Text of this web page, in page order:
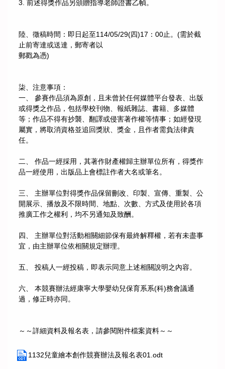
3. 前述得獎作品另頒贈指導老師證書乙幀。
陸、徵稿時間：即日起至114/05/29(四)17：00止。(需於截
止前寄達或送達，郵寄者以
郵戳為憑)
柒、注意事項：
一、 參賽作品須為原創，且未曾於任何媒體平台發表、出版
或得獎之作品，包括學校刊物、報紙雜誌、書籍、多媒體
等；作品不得有抄襲、翻譯或侵害著作權等情事；如經發現
屬實，將取消資格並追回獎狀、獎金，且作者需負法律責
任。
二、 作品一經採用，其著作財產權歸主辦單位所有，得獎作
品一經使用，出版品上會標註作者大名或筆名。
三、 主辦單位對得獎作品保留刪改、印製、宣傳、重製、公
開展示、播放及不限時間、地點、次數、方式及使用於各項
推廣工作之權利，均不另通知及致酬。
四、 主辦單位對活動相關細節保有最終解釋權，若有未盡事
宜，由主辦單位依相關規定辦理。
五、 投稿人一經投稿，即表示同意上述相關說明之內容。
六、 本競賽辦法經康寧大學嬰幼兒保育系系(科)務會議通
過，修正時亦同。
～～詳細資料及報名表，請參閱附件檔案資料～～
1132兒童繪本創作競賽辦法及報名表01.odt